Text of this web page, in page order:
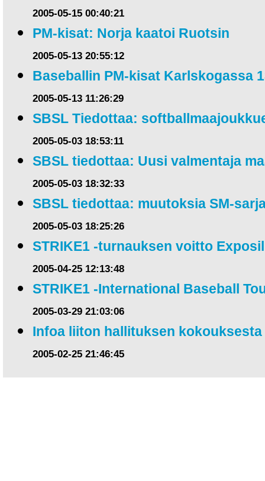
2005-05-15 00:40:21
PM-kisat: Norja kaatoi Ruotsin
2005-05-13 20:55:12
Baseballin PM-kisat Karlskogassa
2005-05-13 11:26:29
SBSL Tiedottaa:
2005-05-03 18:53:11
SBSL tiedottaa: Uusi valmentaja
2005-05-03 18:32:33
SBSL tiedottaa: muutoksia SM-
2005-05-03 18:25:26
STRIKE1 -turnauksen voitto
2005-04-25 12:13:48
STRIKE1 -International Baseball
2005-03-29 21:03:06
Infoa liiton hallituksen kokouksesta
2005-02-25 21:46:45